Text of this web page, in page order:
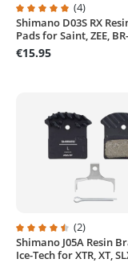
Average rating of 5
(4)
Shimano D03S RX
Pads for Saint, ZEE,
€15.95
Average rating of
(2)
Shimano J05A Resin
Ice-Tech for XTR, XT,